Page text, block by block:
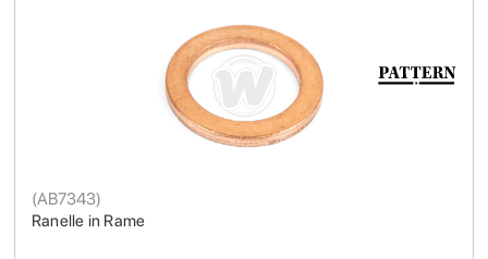
Ranelle in Rame
(AB7343)